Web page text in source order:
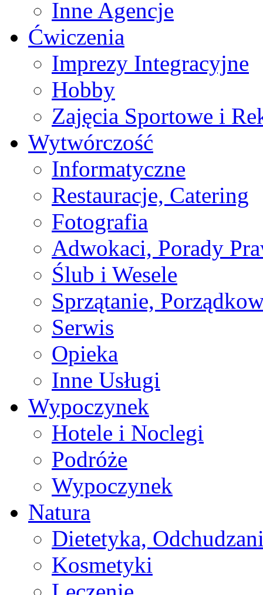
Inne Agencje
Ćwiczenia
Imprezy Integracyjne
Hobby
Zajęcia Sportowe i
Wytwórczość
Informatyczne
Restauracje, Catering
Fotografia
Adwokaci, Porady
Ślub i Wesele
Sprzątanie,
Serwis
Opieka
Inne Usługi
Wypoczynek
Hotele i Noclegi
Podróże
Wypoczynek
Natura
Dietetyka,
Kosmetyki